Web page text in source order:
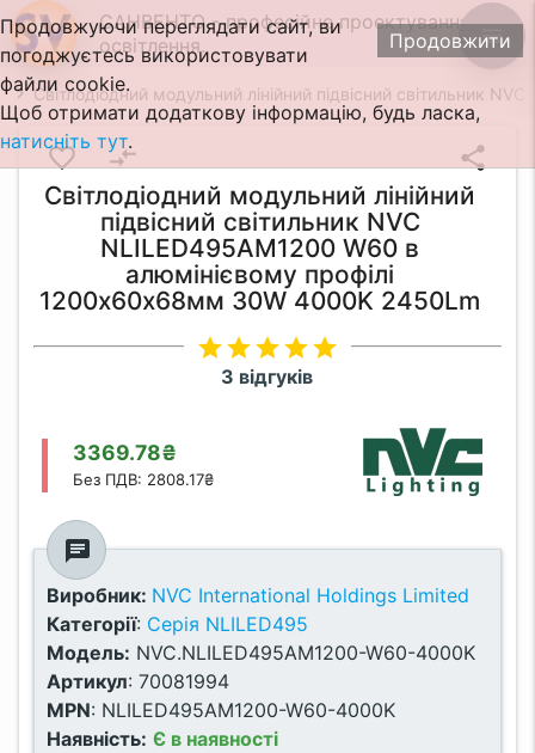
САНВЕНТО - професійне проектування
освітлення.
menu
Світлодіодний модульний лінійний підвісний світильник
favorite_border compare_arrows share
Світлодіодний модульний лінійний
підвісний світильник NVC
NLILED495AM1200 W60 в
алюмінієвому профілі
1200х60х68мм 30W 4000K 2450Lm
starstarstarstarstar
3 відгуків
3369.78₴
Без ПДВ: 2808.17₴
chat
Виробник: NVC International Holdings Limited
Категорії: Серія NLILED495
Модель: NVC.NLILED495AM1200-W60-4000K
Артикул:70081994
MPN: NLILED495AM1200-W60-4000K
Наявність: Є в наявності
Продовжити
Продовжуючи переглядати сайт, ви
погоджуєтесь використовувати
файли cookie.
Щоб отримати додаткову інформацію, будь ласка,
натисніть тут.